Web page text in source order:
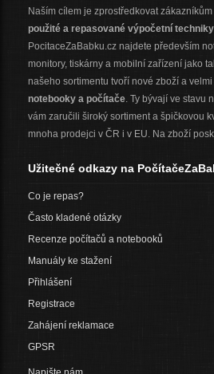
Naším cílem je zprostředkovat
použité a repasované výpočetní techniky
PocitaceZaBabku.cz najdete především
monitory, tiskárny a mobilní zařízení jako
našeho sortimentu tvoří nové zboží a
notebooky a počítače. Ty bývají ve stavu
vám zaručili široký sortiment a špičkovou
mnoha prodejci v ČR i v EU. Na zboží
Užitečné odkazy na
Co je repas?
Často kladené otázky
Recenze počítačů a notebooků
Manuály ke stažení
Přihlášení
Registrace
Zahájení reklamace
GPSR